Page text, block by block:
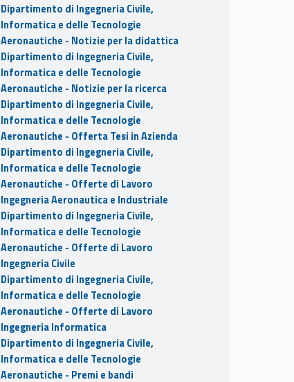
Dipartimento di Ingegneria Civile,
Informatica e delle Tecnologie
Aeronautiche - Notizie per la didattica
Dipartimento di Ingegneria Civile,
Informatica e delle Tecnologie
Aeronautiche - Notizie per la ricerca
Dipartimento di Ingegneria Civile,
Informatica e delle Tecnologie
Aeronautiche - Offerta Tesi in Azienda
Dipartimento di Ingegneria Civile,
Informatica e delle Tecnologie
Aeronautiche - Offerte di Lavoro
Ingegneria Aeronautica e Industriale
Dipartimento di Ingegneria Civile,
Informatica e delle Tecnologie
Aeronautiche - Offerte di Lavoro
Ingegneria Civile
Dipartimento di Ingegneria Civile,
Informatica e delle Tecnologie
Aeronautiche - Offerte di Lavoro
Ingegneria Informatica
Dipartimento di Ingegneria Civile,
Informatica e delle Tecnologie
Aeronautiche - Premi e bandi